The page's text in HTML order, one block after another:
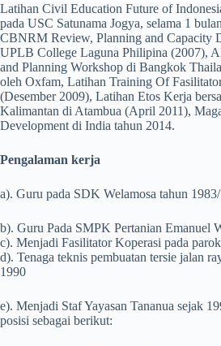
Latihan Civil Education Future of
pada USC Satunama Jogya, selama 1
CBNRM Review, Planning and Capacity
UPLB College Laguna Philipina (2007),
and Planning Workshop di Bangkok
oleh Oxfam, Latihan Training Of
(Desember 2009), Latihan Etos Kerja
Kalimantan di Atambua (April 2011),
Development di India tahun 2014.
Pengalaman kerja
a). Guru pada SDK Welamosa tahun
b). Guru Pada SMPK Pertanian Emanuel
c). Menjadi Fasilitator Koperasi pada
d). Tenaga teknis pembuatan tersie jalan
1990
e). Menjadi Staf Yayasan Tananua sejak
posisi sebagai berikut: